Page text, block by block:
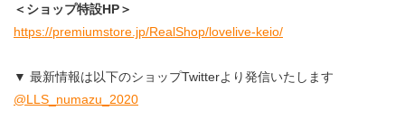
＜ショップ特設HP＞
https://premiumstore.jp/RealShop/lovelive-keio/
▼ 最新情報は以下のショップTwitterより発信いたします
@LLS_numazu_2020